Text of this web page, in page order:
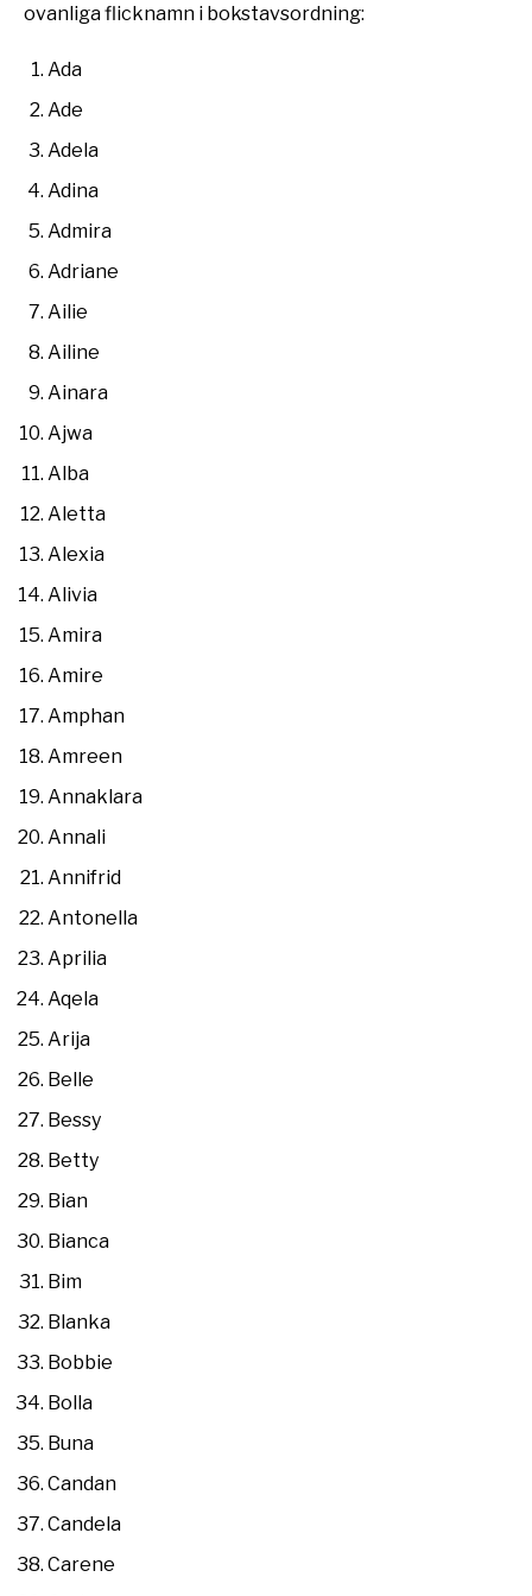
ovanliga flicknamn i bokstavsordning:
Ada
Ade
Adela
Adina
Admira
Adriane
Ailie
Ailine
Ainara
Ajwa
Alba
Aletta
Alexia
Alivia
Amira
Amire
Amphan
Amreen
Annaklara
Annali
Annifrid
Antonella
Aprilia
Aqela
Arija
Belle
Bessy
Betty
Bian
Bianca
Bim
Blanka
Bobbie
Bolla
Buna
Candan
Candela
Carene